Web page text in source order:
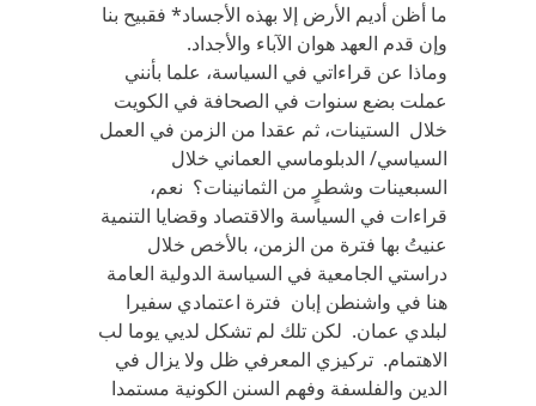
ما أظن أديم الأرض إلا بهذه الأجساد* فقبيح بنا
وإن قدم العهد هوان الآباء والأجداد.
وماذا عن قراءاتي في السياسة، علما بأنني
عملت بضع سنوات في الصحافة في الكويت
خلال الستينات، ثم عقدا من الزمن في العمل
السياسي/ الدبلوماسي العماني خلال
السبعينات وشطرٍ من الثمانينات؟ نعم،
قراءات في السياسة والاقتصاد وقضايا التنمية
عنيتُ بها فترة من الزمن، بالأخص خلال
دراستي الجامعية في السياسة الدولية العامة
هنا في واشنطن إبان فترة اعتمادي سفيرا
لبلدي عمان. لكن تلك لم تشكل لديي يوما لب
الاهتمام. تركيزي المعرفي ظل ولا يزال في
الدين والفلسفة وفهم السنن الكونية مستمدا